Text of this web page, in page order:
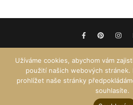
Užíváme cookies, abychom vám
použití našich webových stránek.
prohlížet naše stránky
souhlasíte.